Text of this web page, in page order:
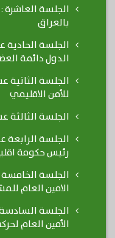
الجلسة العاشرة
بالعراق
الجلسة الحادية
الدول دائمة
الجلسة الثانية
للأمن الاقليمي
الجلسة
الجلسة الرابعة
رئيس حكومة
الجلسة
الامين العام
الجلسة
الأمين العام